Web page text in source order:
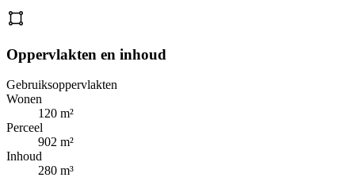
Oppervlakten en inhoud
Gebruiksoppervlakten
Wonen
120 m²
Perceel
902 m²
Inhoud
280 m³